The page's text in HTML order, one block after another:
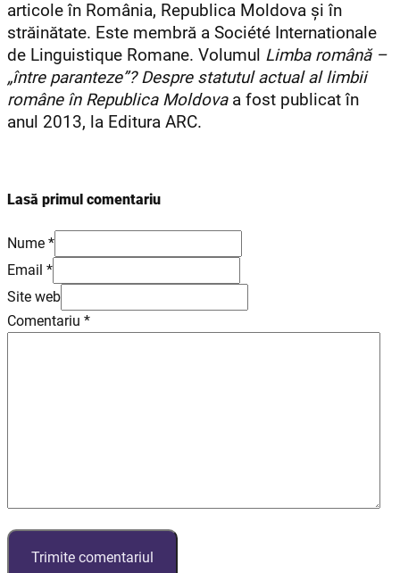
articole în România, Republica Moldova şi în
străinătate. Este membră a Société Internationale
de Linguistique Romane. Volumul Limba română –
„între paranteze”? Despre statutul actual al limbii
române în Republica Moldova a fost publicat în
anul 2013, la Editura ARC.
Lasă primul comentariu
Nume *
Email *
Site web
Comentariu *